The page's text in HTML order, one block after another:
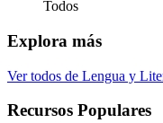
Todos
Explora más
Ver todos de Lengua y
Recursos Populares